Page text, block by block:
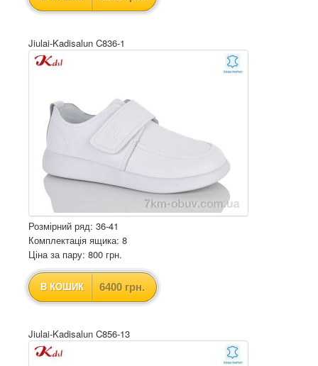
Jiulai-Kadisalun C836-1
Розмірний ряд: 36-41
Комплектація ящика: 8
Ціна за пару: 800 грн.
В КОШИК 6400 грн.
Jiulai-Kadisalun C856-13